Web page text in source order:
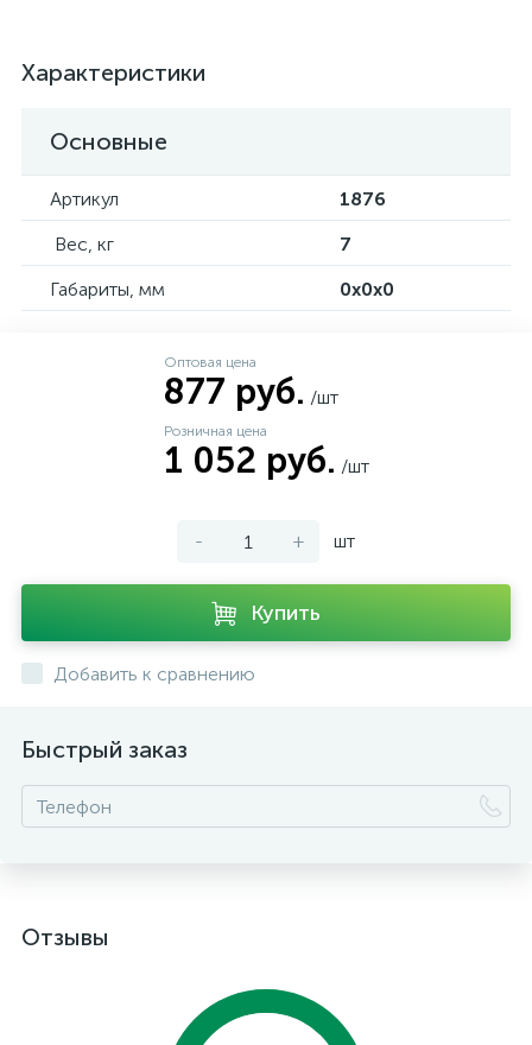
Характеристики
Основные
Артикул
1876
Вес, кг
7
Габариты, мм
0x0x0
Оптовая цена
877 руб. /шт
Розничная цена
1 052 руб. /шт
- + шт
Купить
Добавить к сравнению
Быстрый заказ
Отзывы